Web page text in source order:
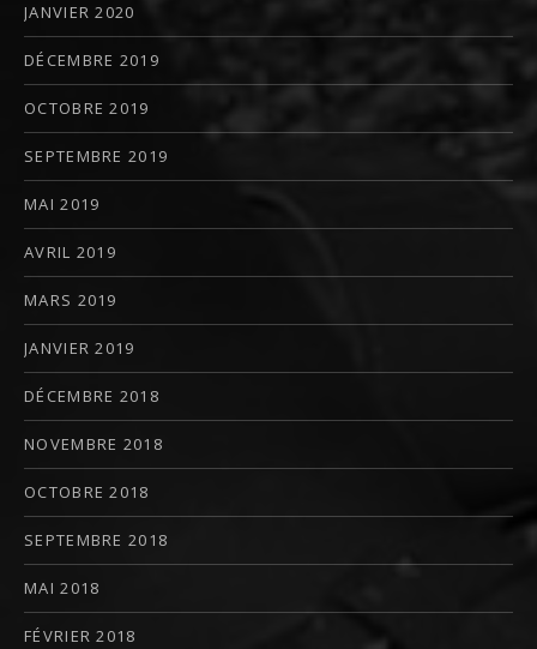
JANVIER 2020
DÉCEMBRE 2019
OCTOBRE 2019
SEPTEMBRE 2019
MAI 2019
AVRIL 2019
MARS 2019
JANVIER 2019
DÉCEMBRE 2018
NOVEMBRE 2018
OCTOBRE 2018
SEPTEMBRE 2018
MAI 2018
FÉVRIER 2018